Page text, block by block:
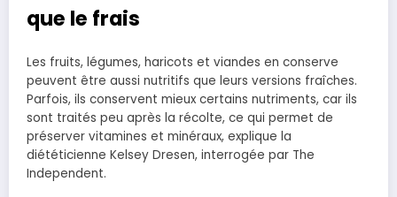
que le frais
Les fruits, légumes, haricots et viandes en conserve
peuvent être aussi nutritifs que leurs versions fraîches.
Parfois, ils conservent mieux certains nutriments, car ils
sont traités peu après la récolte, ce qui permet de
préserver vitamines et minéraux, explique la
diététicienne Kelsey Dresen, interrogée par The
Independent.